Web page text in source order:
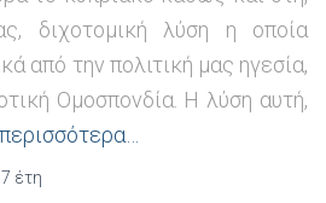
διχοτομική λύση η οποία
από την πολιτική μας ηγεσία,
Ομοσπονδία. Η λύση αυτή,
έτη